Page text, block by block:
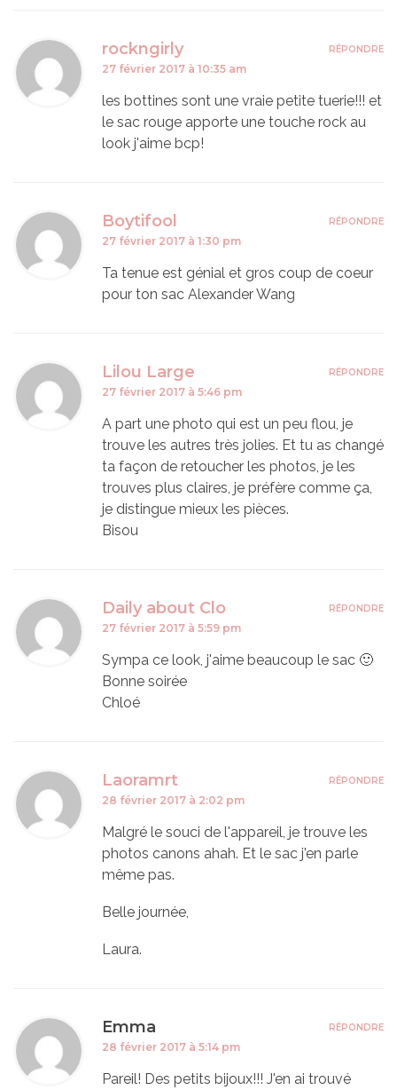
rockngirly
27 février 2017 à 10:35 am
les bottines sont une vraie petite tuerie!!! et
le sac rouge apporte une touche rock au
look j'aime bcp!
RÉPONDRE
Boytifool
27 février 2017 à 1:30 pm
Ta tenue est génial et gros coup de coeur
pour ton sac Alexander Wang
RÉPONDRE
Lilou Large
27 février 2017 à 5:46 pm
A part une photo qui est un peu flou, je
trouve les autres très jolies. Et tu as changé
ta façon de retoucher les photos, je les
trouves plus claires, je préfère comme ça,
je distingue mieux les pièces.
Bisou
RÉPONDRE
Daily about Clo
27 février 2017 à 5:59 pm
Sympa ce look, j'aime beaucoup le sac 🙂
Bonne soirée
Chloé
RÉPONDRE
Laoramrt
28 février 2017 à 2:02 pm
Malgré le souci de l'appareil, je trouve les
photos canons ahah. Et le sac j'en parle
même pas.
Belle journée,
Laura.
RÉPONDRE
Emma
28 février 2017 à 5:14 pm
Pareil! Des petits bijoux!!! J'en ai trouvé
RÉPONDRE